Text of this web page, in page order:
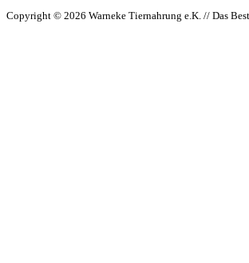
Copyright © 2026 Warneke Tiernahrung e.K. // Das